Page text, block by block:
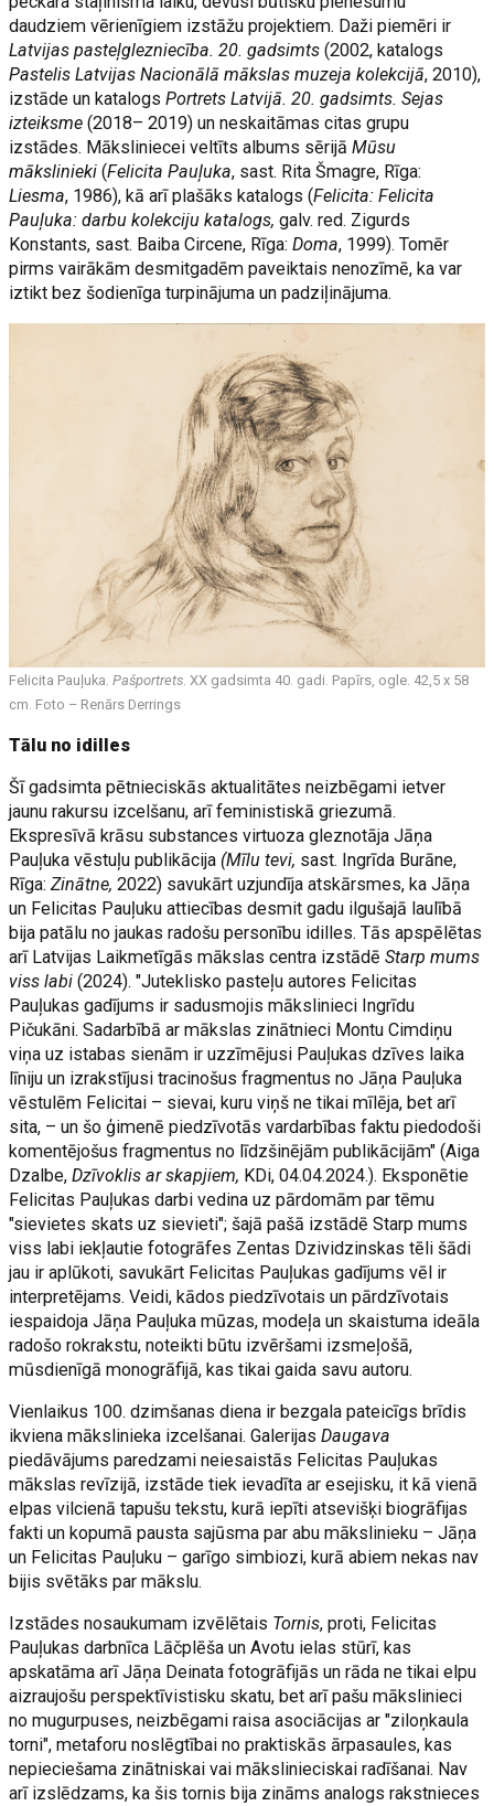
daudziem vērienīgiem izstāžu projektiem. Daži piemēri ir
Latvijas pasteļglezniecība. 20. gadsimts (2002, katalogs
Pastelis Latvijas Nacionālā mākslas muzeja kolekcijā, 2010),
izstāde un katalogs Portrets Latvijā. 20. gadsimts. Sejas
izteiksme (2018– 2019) un neskaitāmas citas grupu
izstādes. Māksliniecei veltīts albums sērijāMūsu
mākslinieki (Felicita Pauļuka, sast. Rita Šmagre, Rīga:
Liesma, 1986), kā arī plašāks katalogs (Felicita: Felicita
Pauļuka: darbu kolekciju katalogs, galv. red. Zigurds
Konstants, sast. Baiba Circene, Rīga:Doma, 1999). Tomēr
pirms vairākām desmitgadēm paveiktais nenozīmē, ka var
iztikt bez šodienīga turpinājuma un padziļinājuma.
Felicita Pauļuka.Pašportrets. XX gadsimta 40. gadi. Papīrs, ogle. 42,5 x 58
cm. Foto – Renārs Derrings
Tālu no idilles
Šī gadsimta pētnieciskās aktualitātes neizbēgami ietver
jaunu rakursu izcelšanu, arī feministiskā griezumā.
Ekspresīvā krāsu substances virtuoza gleznotāja Jāņa
Pauļuka vēstuļu publikācija (Mīlu tevi, sast. Ingrīda Burāne,
Rīga:Zinātne,2022) savukārt uzjundīja atskārsmes, ka Jāņa
un Felicitas Pauļuku attiecības desmit gadu ilgušajā laulībā
bija patālu no jaukas radošu personību idilles. Tās apspēlētas
arī Latvijas Laikmetīgās mākslas centra izstādēStarp mums
viss labi (2024). "Juteklisko pasteļu autores Felicitas
Pauļukas gadījums ir sadusmojis mākslinieci Ingrīdu
Pičukāni. Sadarbībā ar mākslas zinātnieci Montu Cimdiņu
viņa uz istabas sienām ir uzzīmējusi Pauļukas dzīves laika
līniju un izrakstījusi tracinošus fragmentus no Jāņa Pauļuka
vēstulēm Felicitai – sievai, kuru viņš ne tikai mīlēja, bet arī
sita, – un šo ģimenē piedzīvotās vardarbības faktu piedodoši
komentējošus fragmentus no līdzšinējām publikācijām" (Aiga
Dzalbe, Dzīvoklis ar skapjiem, KDi, 04.04.2024.). Eksponētie
Felicitas Pauļukas darbi vedina uz pārdomām par tēmu
"sievietes skats uz sievieti"; šajā pašā izstādē Starp mums
viss labi iekļautie fotogrāfes Zentas Dzividzinskas tēli šādi
jau ir aplūkoti, savukārt Felicitas Pauļukas gadījums vēl ir
interpretējams. Veidi, kādos piedzīvotais un pārdzīvotais
iespaidoja Jāņa Pauļuka mūzas, modeļa un skaistuma ideāla
radošo rokrakstu, noteikti būtu izvēršami izsmeļošā,
mūsdienīgā monogrāfijā, kas tikai gaida savu autoru.
Vienlaikus 100. dzimšanas diena ir bezgala pateicīgs brīdis
ikviena mākslinieka izcelšanai. GalerijasDaugava
piedāvājums paredzami neiesaistās Felicitas Pauļukas
mākslas revīzijā, izstāde tiek ievadīta ar esejisku, it kā vienā
elpas vilcienā tapušu tekstu, kurā iepīti atsevišķi biogrāfijas
fakti un kopumā pausta sajūsma par abu mākslinieku – Jāņa
un Felicitas Pauļuku – garīgo simbiozi, kurā abiem nekas nav
bijis svētāks par mākslu.
Izstādes nosaukumam izvēlētais Tornis, proti, Felicitas
Pauļukas darbnīca Lāčplēša un Avotu ielas stūrī, kas
apskatāma arī Jāņa Deinata fotogrāfijās un rāda ne tikai elpu
aizraujošu perspektīvistisku skatu, bet arī pašu mākslinieci
no mugurpuses, neizbēgami raisa asociācijas ar "ziloņkaula
torni", metaforu noslēgtībai no praktiskās ārpasaules, kas
nepieciešama zinātniskai vai mākslinieciskai radīšanai. Nav
arī izslēdzams, ka šis tornis bija zināms analogs rakstnieces